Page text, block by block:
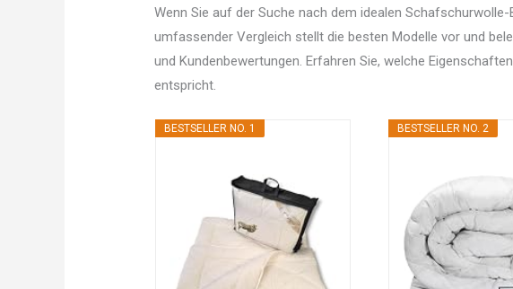
Wenn Sie auf der Suche nach dem idealen
umfassender Vergleich stellt die besten Modelle vor und
und Kundenbewertungen. Erfahren Sie, welche
entspricht.
BESTSELLER NO. 1 BESTSELLER NO. 2